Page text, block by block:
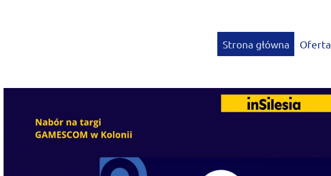
Strona główna Oferta